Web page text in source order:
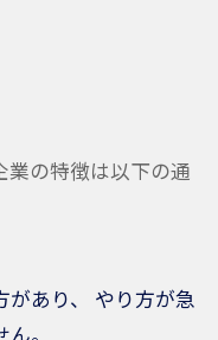
業の特徴は以下の通
があり、 やり方が急
。